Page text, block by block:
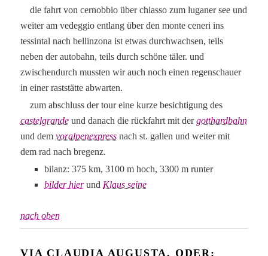
die fahrt von cernobbio über chiasso zum luganer see und
weiter am vedeggio entlang über den monte ceneri ins
tessintal nach bellinzona ist etwas durchwachsen, teils
neben der autobahn, teils durch schöne täler. und
zwischendurch mussten wir auch noch einen regenschauer
in einer raststätte abwarten.
zum abschluss der tour eine kurze besichtigung des
castelgrande und danach die rückfahrt mit dergotthardbahn
und demvoralpenexpress nach st. gallen und weiter mit
dem rad nach bregenz.
bilanz: 375 km, 3100 m hoch, 3300 m runter
bilder hierund Klaus seine
nach oben
VIA CLAUDIA AUGUSTA, ODER: